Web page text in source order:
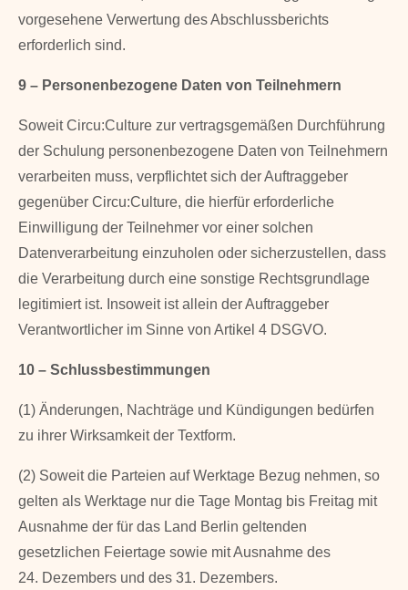
vorgesehene Verwertung des Abschlussberichts
erforderlich sind.
9 – Personenbezogene Daten von Teilnehmern
Soweit Circu:Culture zur vertragsgemäßen Durchführung
der Schulung personenbezogene Daten von Teilnehmern
verarbeiten muss, verpflichtet sich der Auftraggeber
gegenüber Circu:Culture, die hierfür erforderliche
Einwilligung der Teilnehmer vor einer solchen
Datenverarbeitung einzuholen oder sicherzustellen, dass
die Verarbeitung durch eine sonstige Rechtsgrundlage
legitimiert ist. Insoweit ist allein der Auftraggeber
Verantwortlicher im Sinne von Artikel 4 DSGVO.
10 – Schlussbestimmungen
(1) Änderungen, Nachträge und Kündigungen bedürfen
zu ihrer Wirksamkeit der Textform.
(2) Soweit die Parteien auf Werktage Bezug nehmen, so
gelten als Werktage nur die Tage Mon­tag bis Freitag mit
Ausnahme der für das Land Berlin geltenden
gesetzlichen Feiertage sowie mit Ausnahme des
24. Dezembers und des 31. Dezembers.